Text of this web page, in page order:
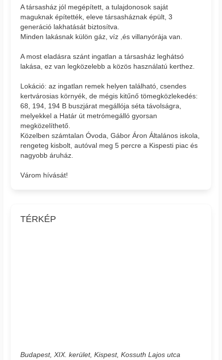
A társasház jól megépített, a tulajdonosok saját
maguknak építették, eleve társasháznak épült, 3
generáció lakhatását biztosítva.
Minden lakásnak külön gáz, víz ,és villanyórája van.
A most eladásra szánt ingatlan a társasház leghátsó
lakása, ez van legközelebb a közös használatú kerthez.
Lokáció: az ingatlan remek helyen található, csendes
kertvárosias környék, de mégis kitűnő tömegközlekedés:
68, 194, 194 B buszjárat megállója séta távolságra,
melyekkel a Határ út metrómegálló gyorsan
megközelíthető.
Közelben számtalan Óvoda, Gábor Áron Általános iskola,
rengeteg kisbolt, autóval meg 5 percre a Kispesti piac és
nagyobb áruház.
Várom hívását!
TÉRKÉP
Budapest, XIX. kerület, Kispest, Kossuth Lajos utca